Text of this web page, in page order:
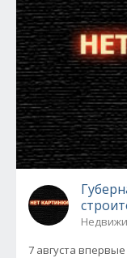
7 августа